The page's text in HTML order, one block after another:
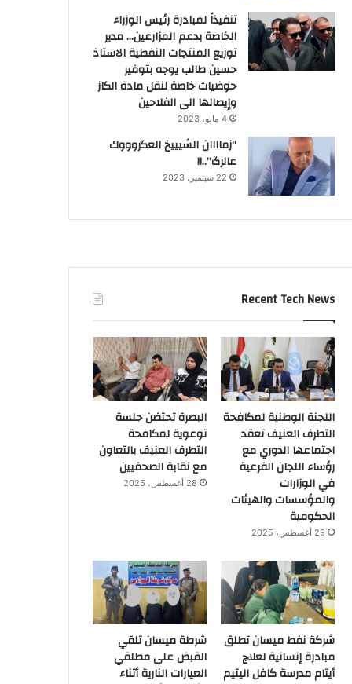
تنفيذاً لمبادرة رئيس الوزراء
الخاصة بدعم المزارعين… مدير
توزيع المنتجات النفطية الاستاذ
حسين طالب يوجه بتوفير
حوضيات خاصة لنقل مادة الكاز
وإيصالها الى الفلاحين
4 مايو، 2023
“زماااان الشيييخ العگروووك
عالرگ”..!!
22 سبتمبر، 2023
Recent Tech News
اللجنة الوطنية لمكافحة
التطرف العنيف تعقد
اجتماعها الدوري مع
رؤساء اللجان الفرعية
في الوزارات
والمؤسسات والهيئات
الحكومية
29 أغسطس، 2025
البصرة تحتضن جلسة
توعوية لمكافحة
التطرف العنيف بالتعاون
مع نقابة الصحفيين
28 أغسطس، 2025
شركة نفط ميسان تطلق
مبادرة إنسانية لعلاج
أيتام مدرسة كافل اليتيم
شرطة ميسان تلقي
القبض على مطلقي
العيارات النارية أثناء